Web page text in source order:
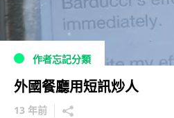
作者忘記分類
外國餐廳用短訊炒人
13 年前